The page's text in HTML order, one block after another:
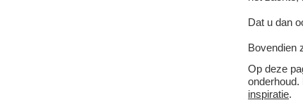
Dat u dan
Bovendien
Op deze
inspiratie.